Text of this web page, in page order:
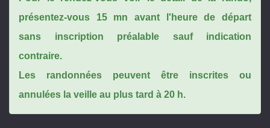
présentez-vous 15 mn avant l'heure de départ
sans inscription préalable sauf indication
contraire.
Les randonnées peuvent être inscrites ou
annulées la veille au plus tard à 20 h.